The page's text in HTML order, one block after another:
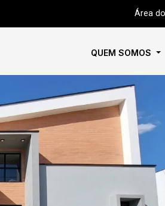
Área
QUEM SOMOS